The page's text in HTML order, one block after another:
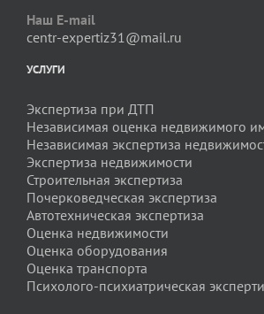
Наш E-mail
centr-expertiz31@mail.ru
УСЛУГИ
Экспертиза при ДТП
Независимая оценка недвижимого
Независимая экспертиза
Экспертиза недвижимости
Строительная экспертиза
Почерковедческая экспертиза
Автотехническая экспертиза
Оценка недвижимости
Оценка оборудования
Оценка транспорта
Психолого-психиатрическая